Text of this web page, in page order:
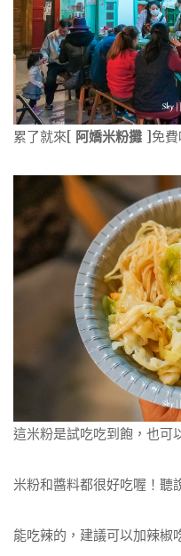
累了就來[ 阿嬌米粉攤 ]免費
這米粉是試吃吃到飽，也可
米粉和醬料都很好吃喔！聽
能吃辣的，建議可以加辣椒